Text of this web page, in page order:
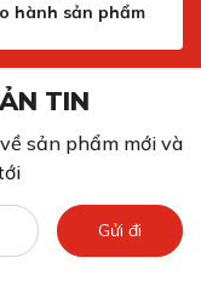
hành sản phẩm
TIN
sản phẩm mới và
Gửi đi